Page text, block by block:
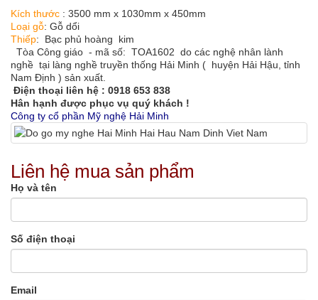
Kích thước : 3500 mm x 1030mm x 450mm
Loại gỗ: Gỗ dổi
Thiếp: Bạc phủ hoàng kim
Tòa Công giáo - mã số: TOA1602 do các nghệ nhân lành
nghề tại làng nghề truyền thống Hải Minh ( huyện Hải Hậu, tỉnh
Nam Định ) sản xuất.
Điện thoại liên hệ : 0918 653 838
Hân hạnh được phục vụ quý khách !
Công ty cổ phần Mỹ nghệ Hải Minh
Liên hệ mua sản phẩm
Họ và tên
Số điện thoại
Email